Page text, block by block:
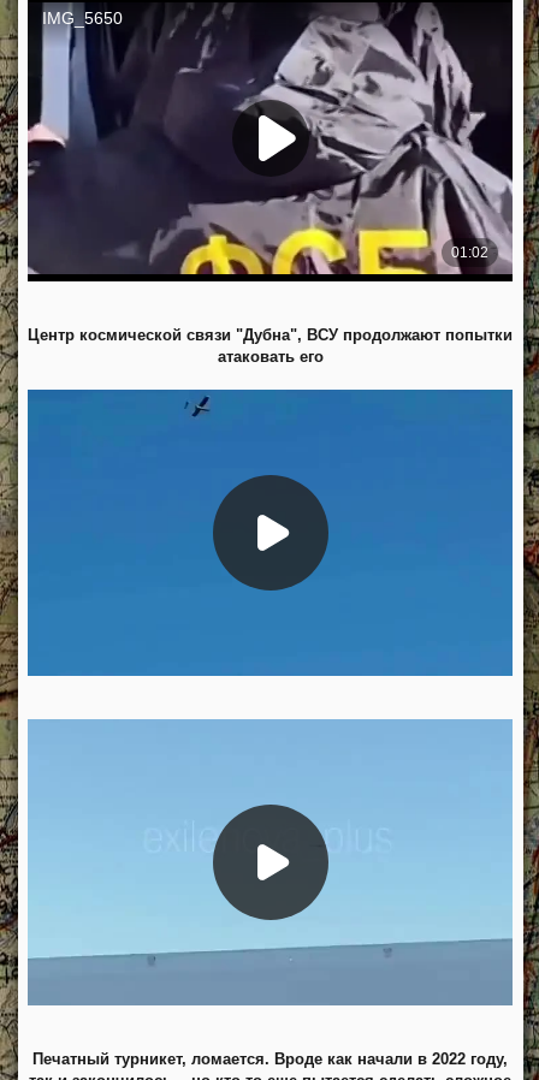
Центр космической связи "Дубна", ВСУ продолжают попытки
атаковать его
Печатный турникет, ломается. Вроде как начали в 2022 году,